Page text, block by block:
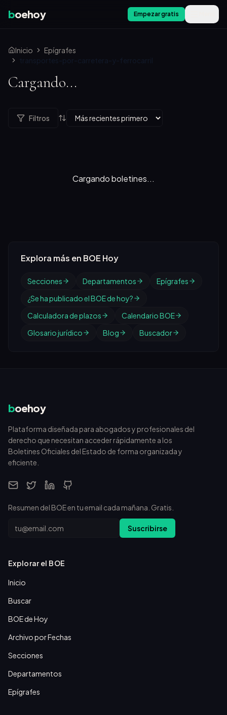
boehoy Empezar gratis
Inicio
Epígrafes
transportes-por-carretera-y-ferrocarril
Cargando...
Filtros
Cargando boletines...
Explora más en BOE Hoy
Secciones Departamentos
Epígrafes
¿Se ha publicado el BOE de hoy?
Calculadora de plazos
Calendario BOE
Glosario jurídico
Blog Buscador
boehoy
Plataforma diseñada para abogados y profesionales del
derecho que necesitan acceder rápidamente a los
Boletines Oficiales del Estado de forma organizada y
eficiente.
Resumen del BOE en tu email cada mañana. Gratis.
Email Suscribirse
Explorar el BOE
Inicio
Buscar
BOE de Hoy
Archivo por Fechas
Secciones
Departamentos
Epígrafes